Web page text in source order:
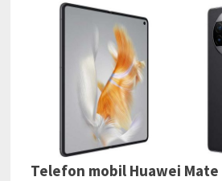
Telefon mobil Huawei Mate